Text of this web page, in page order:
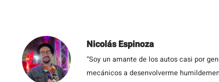
Nicolás Espinoza
“Soy un amante de los autos casi por
mecánicos a desenvolverme